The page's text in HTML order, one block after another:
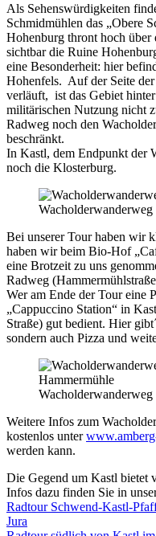
Als Sehenswürdigkeiten
Schmidmühlen das „Obere
Hohenburg thront hoch
sichtbar die Ruine
eine Besonderheit: hier
Hohenfels. Auf der Seite
verläuft, ist das Gebiet
militärischen Nutzung nicht
Radweg noch den
beschränkt.
In Kastl, dem Endpunkt der
noch die Klosterburg.
Bei unserer Tour haben wir
haben wir beim Bio-Hof
eine Brotzeit zu uns
Radweg
Wer am Ende der Tour eine
„Cappuccino Station“ in
Straße) gut bedient. Hier
sondern auch Pizza und
Weitere Infos zum
kostenlos unter
werden kann.
Die Gegend um Kastl bietet
Infos dazu finden Sie in
Radtour Schwend-Kastl-
Jura